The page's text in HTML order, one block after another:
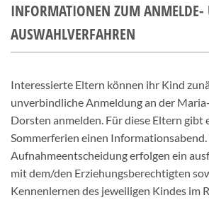
INFORMATIONEN ZUM ANMELDE-
AUSWAHLVERFAHREN
Interessierte Eltern können ihr Kind
unverbindliche Anmeldung an der
Dorsten anmelden. Für diese Eltern gibt
Sommerferien einen
Aufnahmeentscheidung erfolgen ein
mit dem/den Erziehungsberechtigten
Kennenlernen des jeweiligen Kindes im